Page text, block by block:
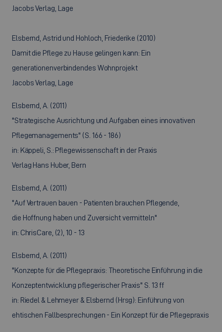
Jacobs Verlag, Lage
Elsbernd, Astrid und Hohloch, Friederike (2010)
Damit die Pflege zu Hause gelingen kann: Ein
generationenverbindendes Wohnprojekt
Jacobs Verlag, Lage
Elsbernd, A. (2011)
"Strategische Ausrichtung und Aufgaben eines innovativen
Pflegemanagements" (S. 166 - 186)
in: Käppeli, S.: Pflegewissenschaft in der Praxis
Verlag Hans Huber, Bern
Elsbernd, A. (2011)
"Auf Vertrauen bauen - Patienten brauchen Pflegende,
die Hoffnung haben und Zuversicht vermitteln"
in: ChrisCare, (2), 10 - 13
Elsbernd, A. (2011)
"Konzepte für die Pflegepraxis: Theoretische Einführung in die
Konzeptentwicklung pflegerischer Praxis" S. 13 ff
in: Riedel & Lehmeyer & Elsbernd (Hrsg): Einführung von
ehtischen Fallbesprechungen - Ein Konzept für die Pflegepraxis